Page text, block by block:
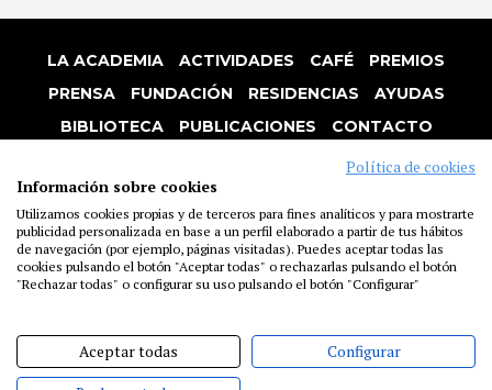
LA ACADEMIA ACTIVIDADES CAFÉ
PREMIOS
PRENSA
FUNDACIÓN RESIDENCIAS
AYUDAS
BIBLIOTECA
PUBLICACIONES
CONTACTO
COOKIES
Política de cookies
Información sobre cookies
Utilizamos cookies propias y de terceros para fines analíticos y para mostrarte
publicidad personalizada en base a un perfil elaborado a partir de tus hábitos
de navegación (por ejemplo, páginas visitadas). Puedes aceptar todas las
cookies pulsando el botón "Aceptar todas" o rechazarlas pulsando el botón
"Rechazar todas" o configurar su uso pulsando el botón "Configurar"
Aceptar todas Configurar